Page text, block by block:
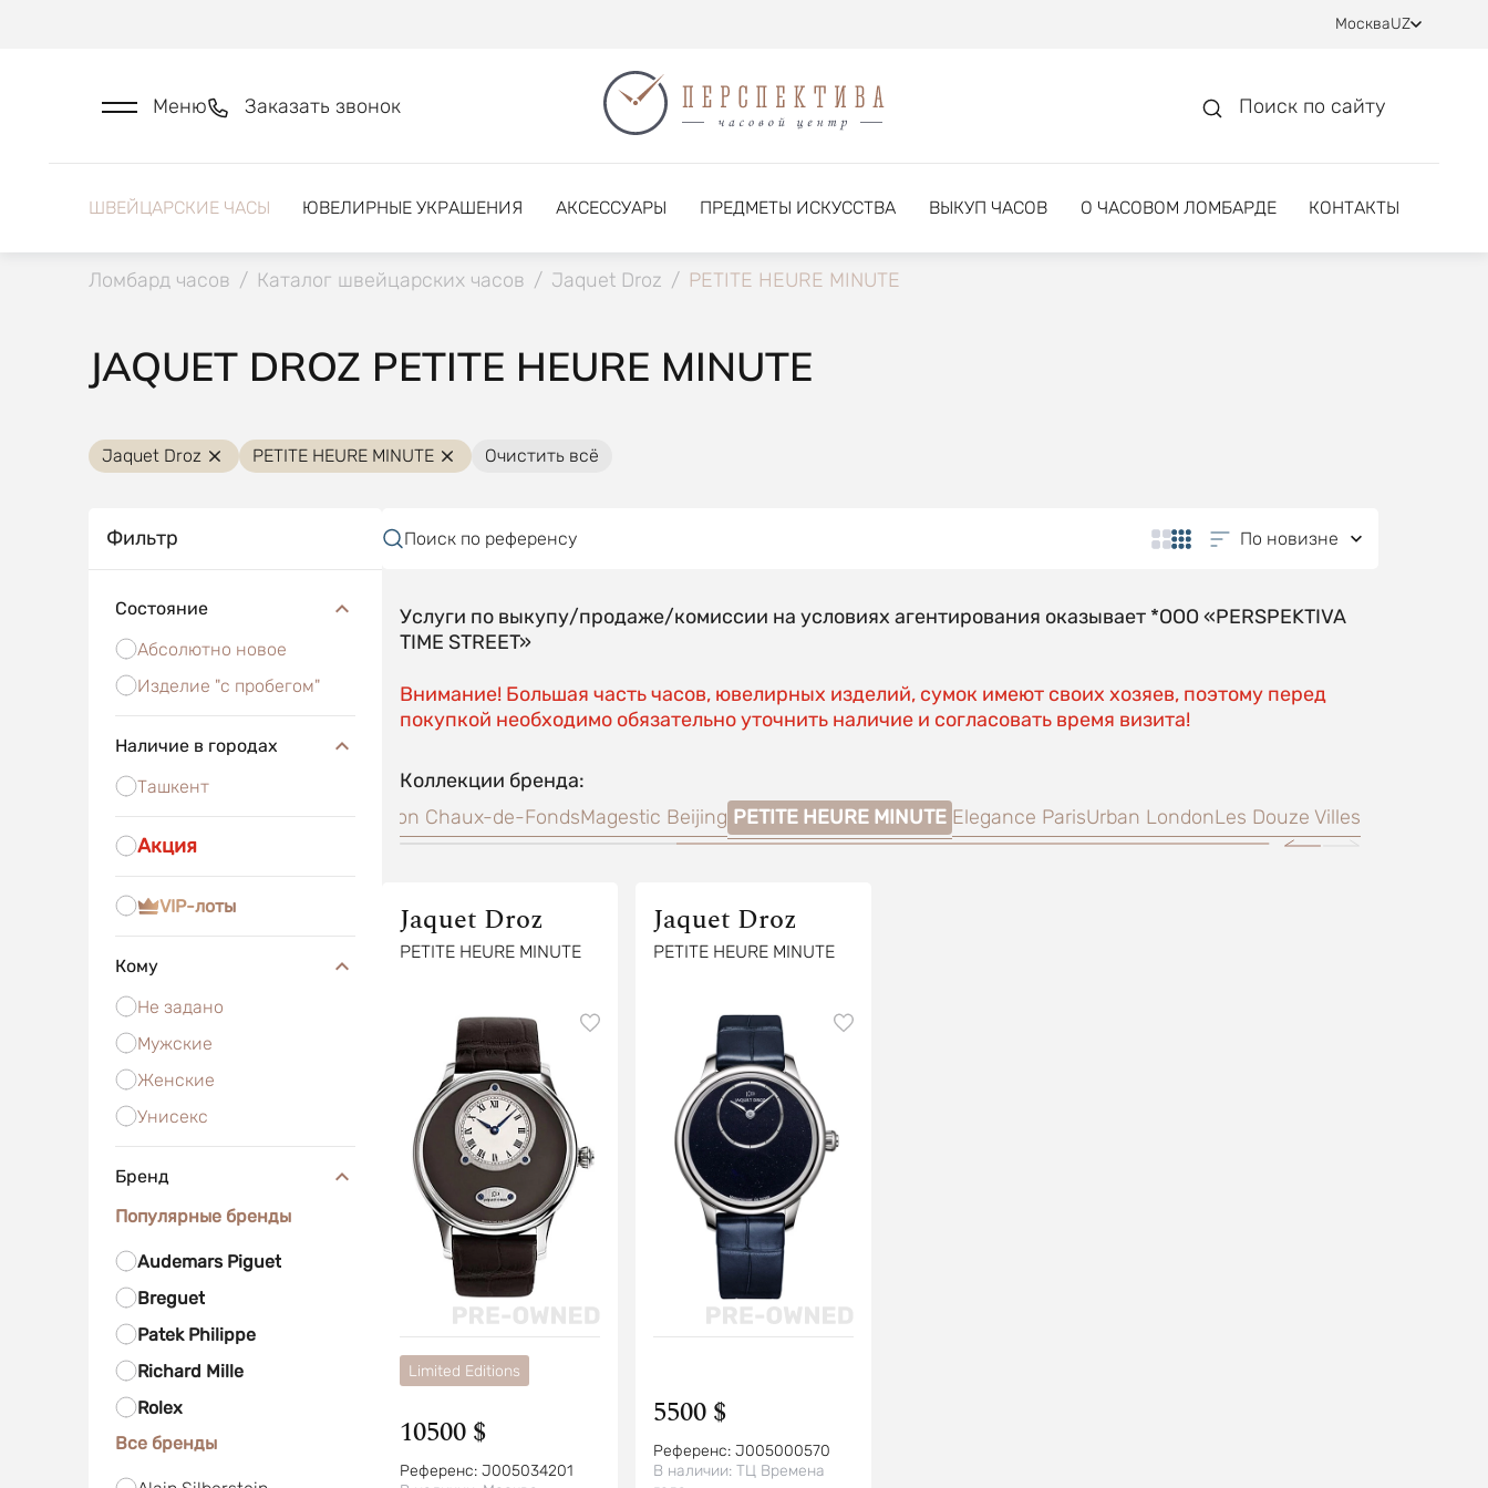
МоскваUZ
Меню Заказать звонок Поиск по сайту
ШВЕЙЦАРСКИЕ ЧАСЫ ЮВЕЛИРНЫЕ УКРАШЕНИЯ АКСЕССУАРЫ ПРЕДМЕТЫ ИСКУССТВА ВЫКУП ЧАСОВ О ЧАСОВОМ ЛОМБАРДЕ КОНТАКТЫ
Ломбард часов / Каталог швейцарских часов / Jaquet Droz / PETITE HEURE MINUTE
JAQUET DROZ PETITE HEURE MINUTE
Jaquet Droz PETITE HEURE MINUTE Очистить всё
Фильтр
Состояние
Абсолютно новое
Изделие "с пробегом"
Наличие в городах
Ташкент
Акция
VIP-лоты
Кому
Не задано
Мужские
Женские
Унисекс
Бренд
Популярные бренды
Audemars Piguet
Breguet
Patek Philippe
Richard Mille
Rolex
Все бренды
Поиск по референсу По новизне
Услуги по выкупу/продаже/комиссии на условиях агентирования оказывает *OOO «PERSPEKTIVA
TIME STREET»
Внимание! Большая часть часов, ювелирных изделий, сумок имеют своих хозяев, поэтому перед
покупкой необходимо обязательно уточнить наличие и согласовать время визита!
Коллекции бренда:
SECONDE SWLegend GenevaComplication Chaux-de-FondsMagestic Beijing PETITE HEURE MINUTE Elegance ParisUrban LondonLes Douze Villes
Jaquet Droz
PETITE HEURE MINUTE
Limited Editions
10500 $
Референс: J005034201
Jaquet Droz
PETITE HEURE MINUTE
5500 $
Референс: J005000570
В наличии: ТЦ Времена